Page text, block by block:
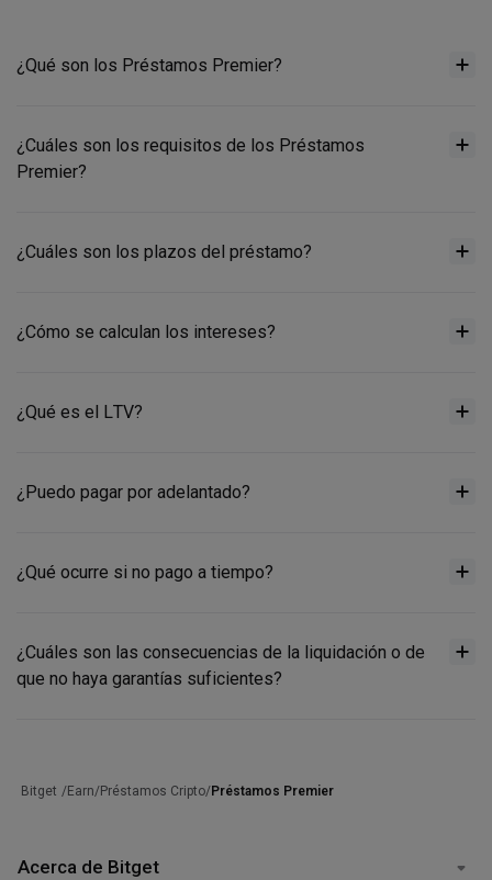
¿Qué son los Préstamos Premier?
¿Cuáles son los requisitos de los Préstamos
Premier?
¿Cuáles son los plazos del préstamo?
¿Cómo se calculan los intereses?
¿Qué es el LTV?
¿Puedo pagar por adelantado?
¿Qué ocurre si no pago a tiempo?
¿Cuáles son las consecuencias de la liquidación o de
que no haya garantías suficientes?
Bitget /Earn/Préstamos Cripto/Préstamos Premier
Acerca de Bitget